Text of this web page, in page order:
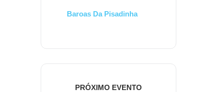
Baroas Da Pisadinha
PRÓXIMO EVENTO